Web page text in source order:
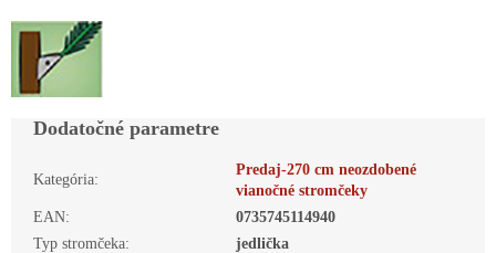
Dodatočné parametre
Kategória:
Predaj-270 cm neozdobené
vianočné stromčeky
EAN:
0735745114940
Typ stromčeka:
jedlička